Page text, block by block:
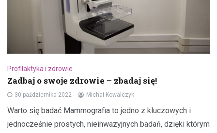
Profilaktyka i zdrowie
Zadbaj o swoje zdrowie – zbadaj się!
30 października 2022 Michał Kowalczyk
Warto się badać Mammografia to jedno z kluczowych i
jednocześnie prostych, nieinwazyjnych badań, dzięki którym